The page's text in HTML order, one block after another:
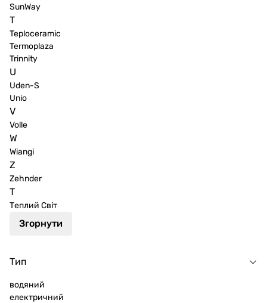
SunWay
T
Teploceramic
Termoplaza
Trinnity
U
Uden-S
Unio
V
Volle
W
Wiangi
Z
Zehnder
Т
Теплий Світ
Згорнути
Тип
водяний
електричний